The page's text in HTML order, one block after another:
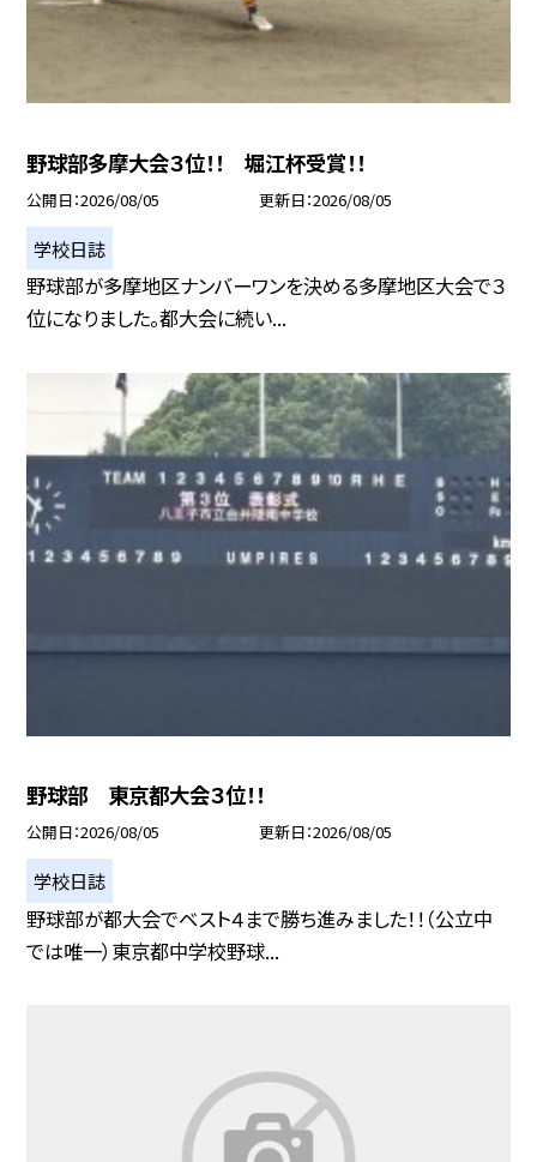
野球部多摩大会３位！！ 堀江杯受賞！！
公開日 2026/08/05 更新日 2026/08/05
学校日誌
野球部が多摩地区ナンバーワンを決める多摩地区大会で３
位になりました。都大会に続い...
野球部 東京都大会３位！！
公開日 2026/08/05 更新日 2026/08/05
学校日誌
野球部が都大会でベスト４まで勝ち進みました！！（公立中
では唯一）東京都中学校野球...